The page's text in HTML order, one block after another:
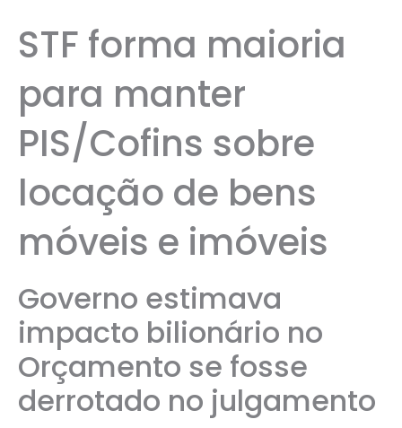
STF forma maioria
para manter
PIS/Cofins sobre
locação de bens
móveis e imóveis
Governo estimava
impacto bilionário no
Orçamento se fosse
derrotado no julgamento